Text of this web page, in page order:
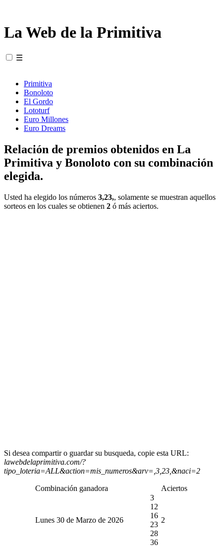
La Web de la Primitiva
☰
Primitiva
Bonoloto
El Gordo
Lototurf
Euro Millones
Euro Dreams
Relación de premios obtenidos en La
Primitiva y Bonoloto con su combinación
elegida.
Usted ha elegido los números 3,23,, solamente se muestran aquellos
sorteos en los cuales se obtienen 2 ó más aciertos.
Si desea compartir o guardar su busqueda, copie esta URL:
lawebdelaprimitiva.com/?
tipo_loteria=ALL&action=mis_numeros&arv=,3,23,&naci=2
Combinación ganadora Aciertos
Lunes 30 de Marzo de 2026
3
12
16
23
28
36
2